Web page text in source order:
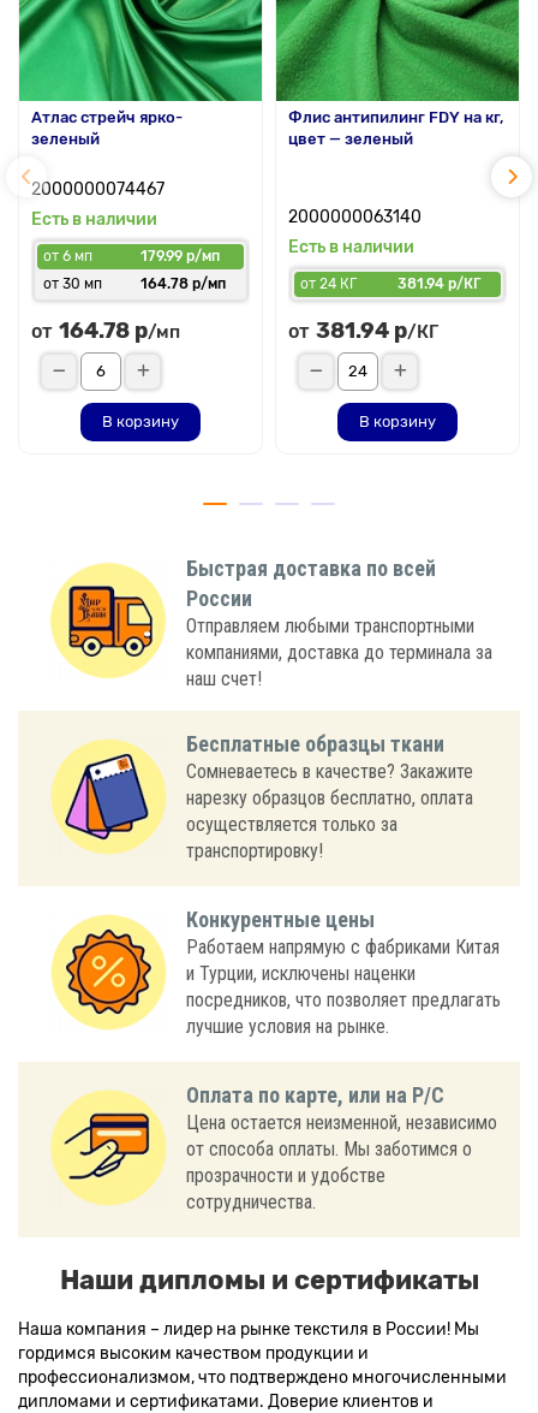
Атлас стрейч ярко-
зеленый
2000000074467
Есть в наличии
от 6 мп
179.99 р/мп
от 30 мп
164.78 р/мп
от 164.78 р/мп
В корзину
Флис антипилинг FDY на кг,
цвет — зеленый
2000000063140
Есть в наличии
от 24 КГ 381.94 р/КГ
от 381.94 р/КГ
В корзину
Быстрая доставка по всей
России
Отправляем любыми транспортными
компаниями, доставка до терминала за
наш счет!
Бесплатные образцы ткани
Сомневаетесь в качестве? Закажите
нарезку образцов бесплатно, оплата
осуществляется только за
транспортировку!
Конкурентные цены
Работаем напрямую с фабриками Китая
и Турции, исключены наценки
посредников, что позволяет предлагать
лучшие условия на рынке.
Оплата по карте, или на Р/С
Цена остается неизменной, независимо
от способа оплаты. Мы заботимся о
прозрачности и удобстве
сотрудничества.
Наши дипломы и сертификаты
Наша компания – лидер на рынке текстиля в России! Мы
гордимся высоким качеством продукции и
профессионализмом, что подтверждено многочисленными
дипломами и сертификатами. Доверие клиентов и